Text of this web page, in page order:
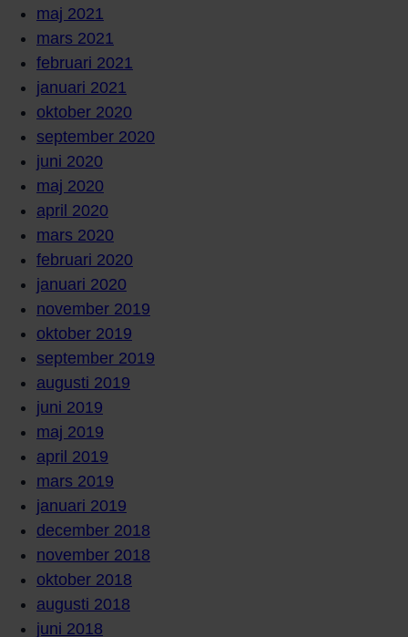
maj 2021
mars 2021
februari 2021
januari 2021
oktober 2020
september 2020
juni 2020
maj 2020
april 2020
mars 2020
februari 2020
januari 2020
november 2019
oktober 2019
september 2019
augusti 2019
juni 2019
maj 2019
april 2019
mars 2019
januari 2019
december 2018
november 2018
oktober 2018
augusti 2018
juni 2018